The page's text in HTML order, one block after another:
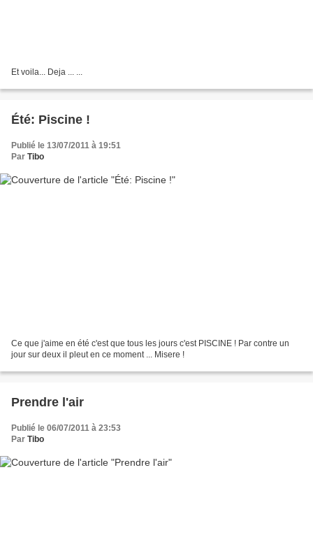
Et voila... Deja ... ...
Été: Piscine !
Publié le 13/07/2011 à 19:51
Par Tibo
Ce que j'aime en été c'est que tous les jours c'est PISCINE ! Par contre un
jour sur deux il pleut en ce moment ... Misere !
Prendre l'air
Publié le 06/07/2011 à 23:53
Par Tibo